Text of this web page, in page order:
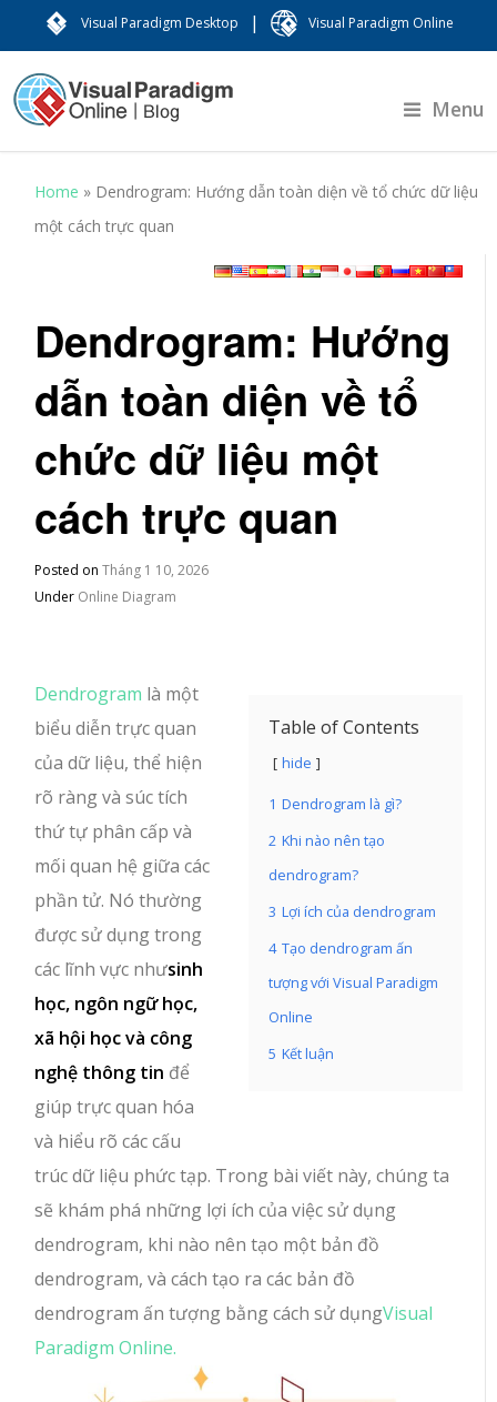
Visual Paradigm Desktop | Visual Paradigm Online
Menu
Home » Dendrogram: Hướng dẫn toàn diện về tổ chức dữ liệu
một cách trực quan
Dendrogram: Hướng
dẫn toàn diện về tổ
chức dữ liệu một
cách trực quan
Posted onTháng 1 10, 2026
Under Online Diagram
Table of Contents
hide
1 Dendrogram là gì?
2 Khi nào nên tạo
dendrogram?
3 Lợi ích của dendrogram
4 Tạo dendrogram ấn
tượng với Visual Paradigm
Online
5 Kết luận
Dendrogram là một
biểu diễn trực quan
của dữ liệu, thể hiện
rõ ràng và súc tích
thứ tự phân cấp và
mối quan hệ giữa các
phần tử. Nó thường
được sử dụng trong
các lĩnh vực nhưsinh
học, ngôn ngữ học,
xã hội học và công
nghệ thông tin để
giúp trực quan hóa
và hiểu rõ các cấu
trúc dữ liệu phức tạp. Trong bài viết này, chúng ta
sẽ khám phá những lợi ích của việc sử dụng
dendrogram, khi nào nên tạo một bản đồ
dendrogram, và cách tạo ra các bản đồ
dendrogram ấn tượng bằng cách sử dụngVisual
Paradigm Online.